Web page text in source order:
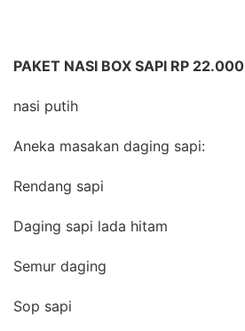
PAKET NASI BOX SAPI RP 22.000
nasi putih
Aneka masakan daging sapi:
Rendang sapi
Daging sapi lada hitam
Semur daging
Sop sapi